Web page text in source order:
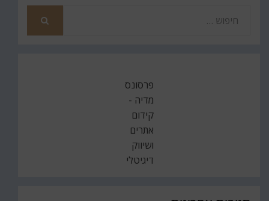
פרסונס
מדיה -
קידום
אתרים
ושיווק
דיגיטלי